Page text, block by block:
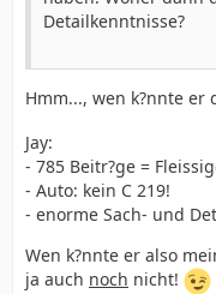
Detailkenntnisse?
Hmm..., wen k?nnte er
Jay:
- 785 Beitr?ge =
- Auto: kein C 219!
- enorme Sach- und
Wen k?nnte er also
ja auch noch nicht!